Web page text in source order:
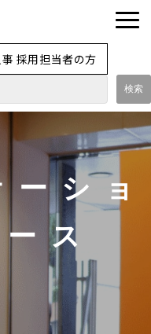
採用担当者の方
団体
験談
ショ
ス